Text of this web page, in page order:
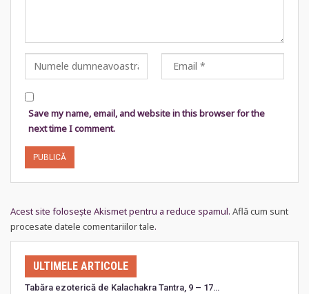
Save my name, email, and website in this browser for the
next time I comment.
Acest site folosește Akismet pentru a reduce spamul. Află cum sunt
procesate datele comentariilor tale.
ULTIMELE ARTICOLE
Tabăra ezoterică de Kalachakra Tantra, 9 – 17…